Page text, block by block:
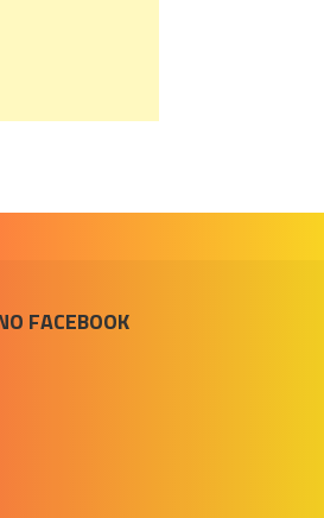
FACEBOOK